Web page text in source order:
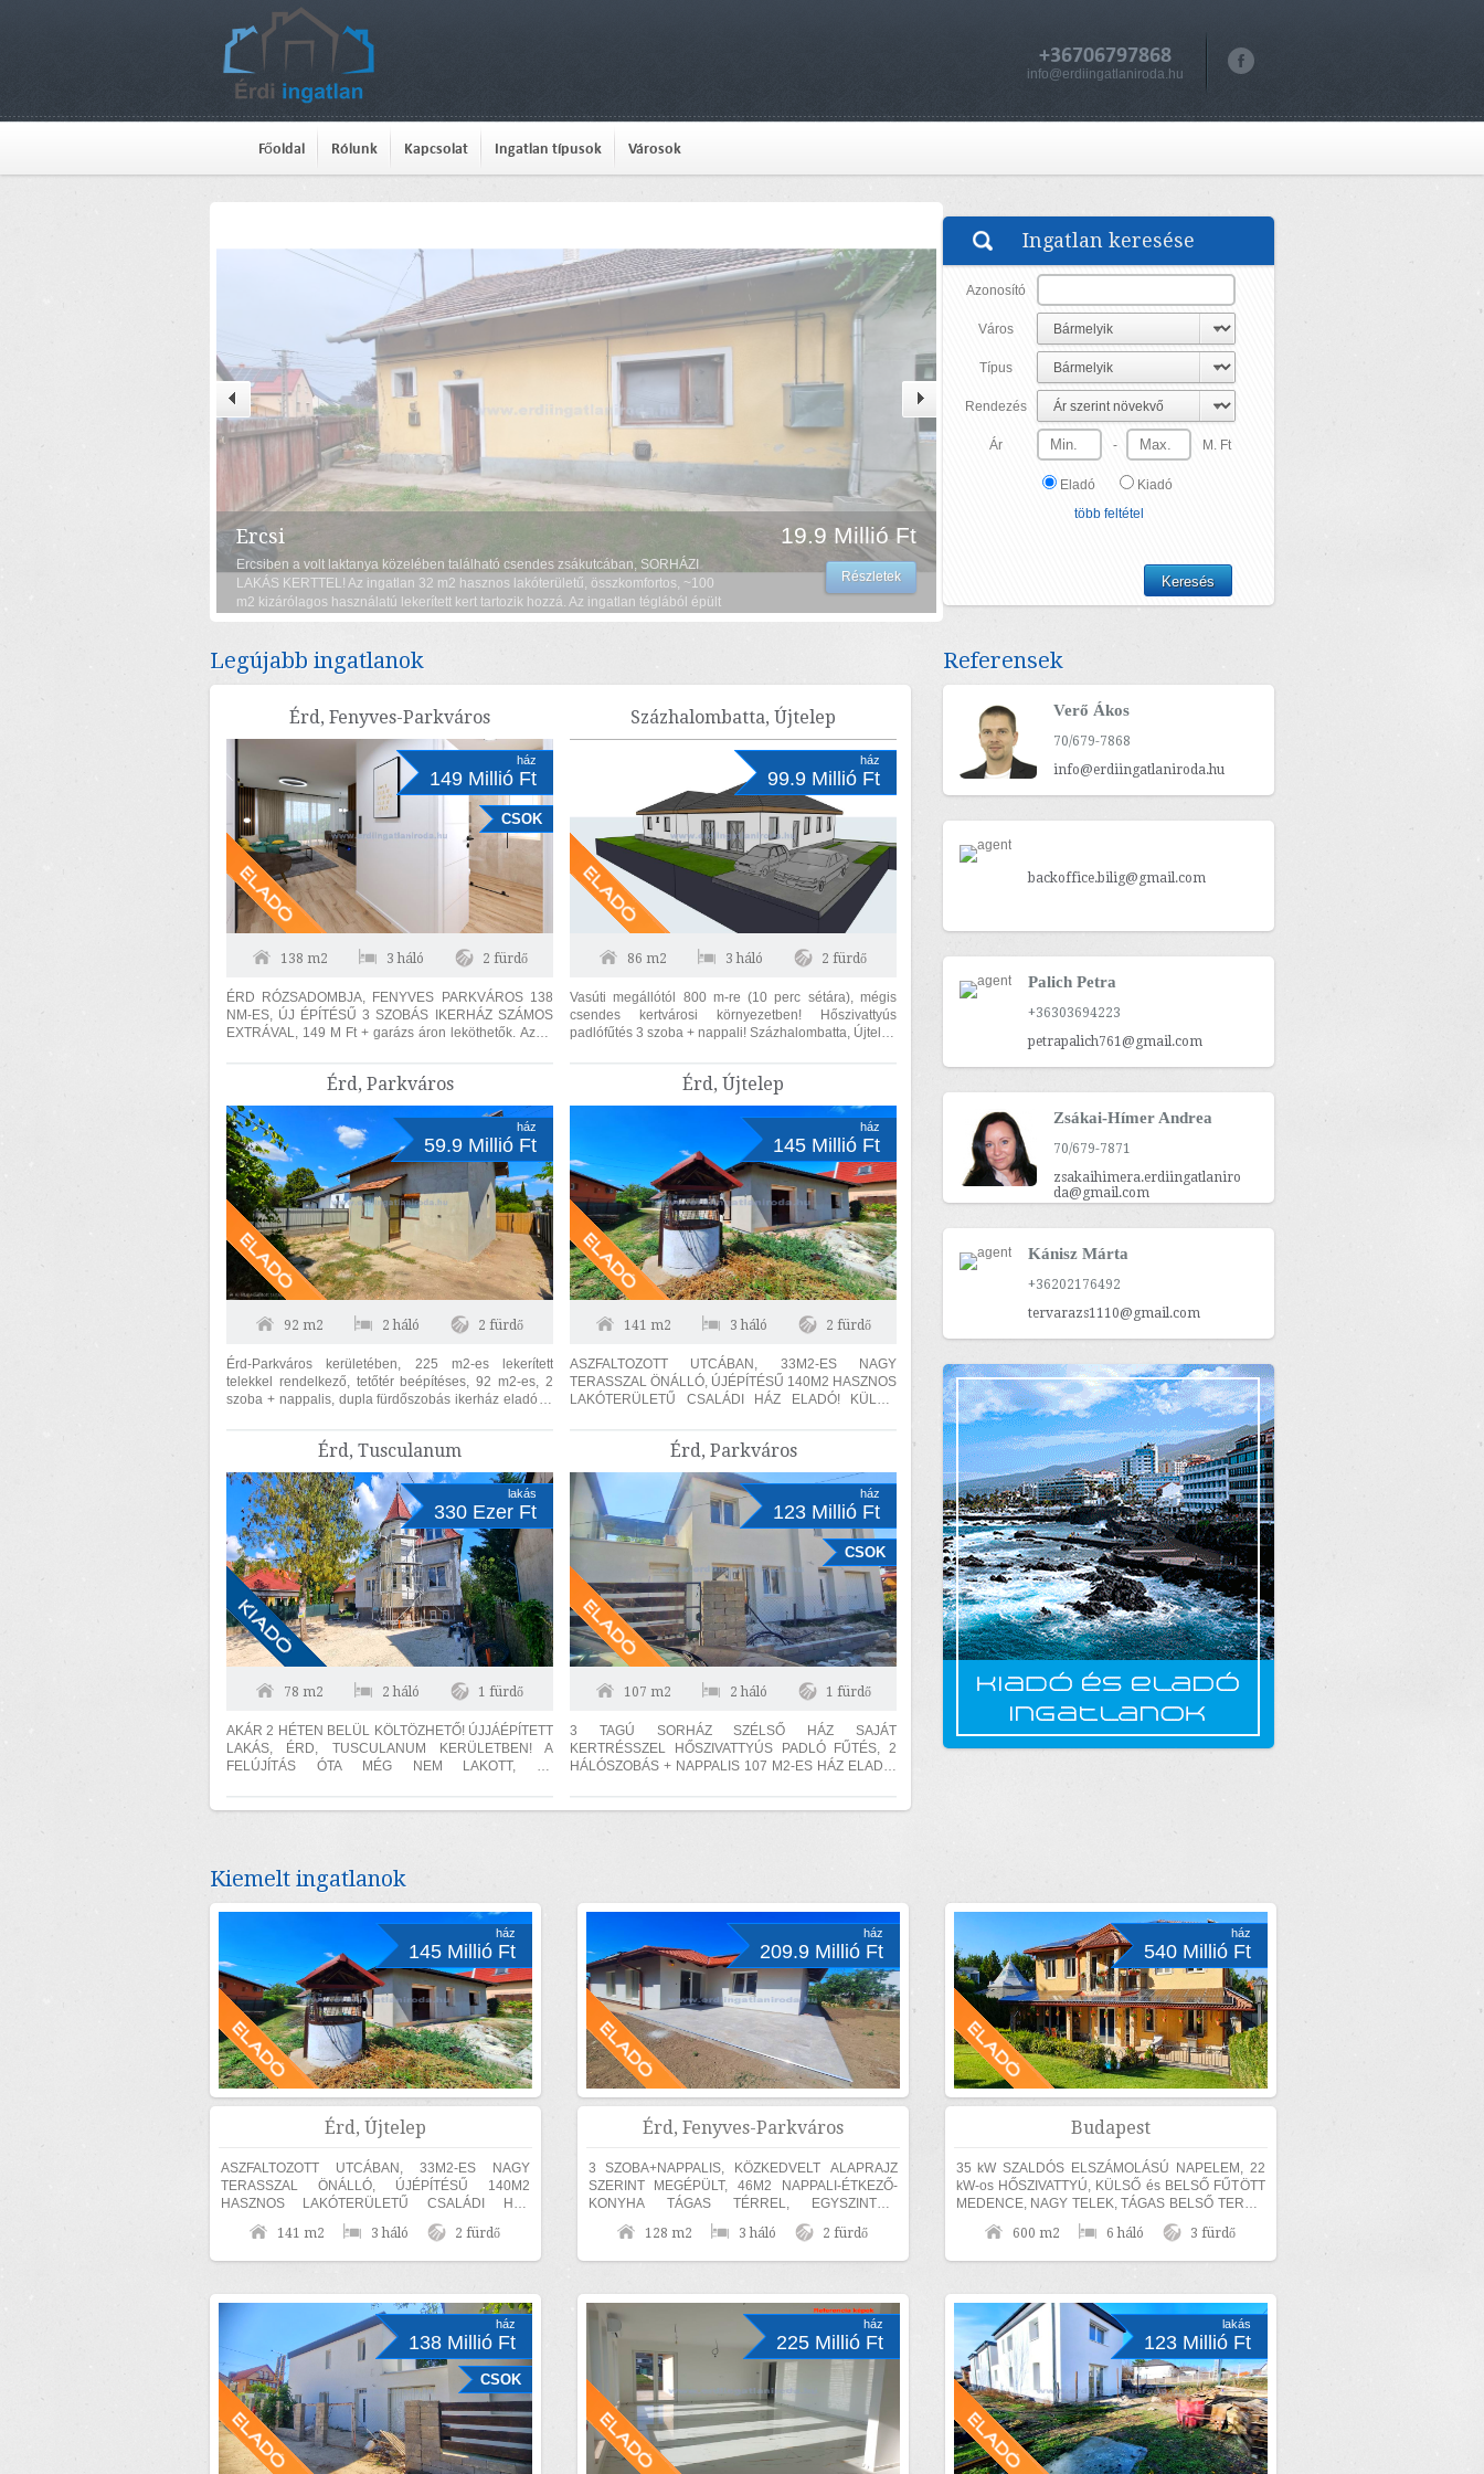
+36706797868
info@erdiingatlaniroda.hu
Főoldal Rólunk Kapcsolat Ingatlan típusok Városok
Ercsi
Ercsiben a volt laktanya közelében található csendes zsákutcában, SORHÁZI
LAKÁS KERTTEL! Az ingatlan 32 m2 hasznos lakóterületű, összkomfortos, ~100
m2 kizárólagos használatú lekerített kert tartozik hozzá. Az ingatlan téglából épült
a fűtése gázkonvektorral történik. Nappali-szoba (20 m2), konyha-...
19.9 Millió Ft
Részletek
Ingatlan keresése
Azonosító
Város
Típus
Rendezés
Ár - M. Ft
Eladó
Kiadó
több feltétel
Legújabb ingatlanok
Érd, Fenyves-Parkváros
ház
149 Millió Ft
CSOK
138 m2 3 háló 2 fürdő
ÉRD RÓZSADOMBJA, FENYVES PARKVÁROS 138
NM-ES, ÚJ ÉPÍTÉSŰ 3 SZOBÁS IKERHÁZ SZÁMOS
EXTRÁVAL, 149 M Ft + garázs áron leköthetők. Az ár
Százhalombatta, Újtelep
ház
99.9 Millió Ft
86 m2 3 háló 2 fürdő
Vasúti megállótól 800 m-re (10 perc sétára), mégis
csendes kertvárosi környezetben! Hőszivattyús
padlófűtés 3 szoba + nappali! Százhalombatta, Újtelep
Érd, Parkváros
ház
59.9 Millió Ft
92 m2 2 háló 2 fürdő
Érd-Parkváros kerületében, 225 m2-es lekerített
telekkel rendelkező, tetőtér beépítéses, 92 m2-es, 2
szoba + nappalis, dupla fürdőszobás ikerház eladó! A
Érd, Újtelep
ház
145 Millió Ft
141 m2 3 háló 2 fürdő
ASZFALTOZOTT UTCÁBAN, 33M2-ES NAGY
TERASSZAL ÖNÁLLÓ, ÚJÉPÍTÉSŰ 140M2 HASZNOS
LAKÓTERÜLETŰ CSALÁDI HÁZ ELADÓ! KÜLÖN
GARDRÓBBAL! A TELKEN ÁSOTT...
Érd, Tusculanum
lakás
330 Ezer Ft
78 m2 2 háló 1 fürdő
AKÁR 2 HÉTEN BELÜL KÖLTÖZHETŐ! ÚJJÁÉPÍTETT
LAKÁS, ÉRD, TUSCULANUM KERÜLETBEN! A
FELÚJÍTÁS ÓTA MÉG NEM LAKOTT, ÚJ
AUTÓBEÁLLÓ! A lakás...
Érd, Parkváros
ház
123 Millió Ft
CSOK
107 m2 2 háló 1 fürdő
3 TAGÚ SORHÁZ SZÉLSŐ HÁZ SAJÁT
KERTRÉSSZEL HŐSZIVATTYÚS PADLÓ FŰTÉS, 2
HÁLÓSZOBÁS + NAPPALIS 107 M2-ES HÁZ ELADÓ.
15...
Referensek
Verő Ákos
70/679-7868
info@erdiingatlaniroda.hu
backoffice.bilig@gmail.com
Palich Petra
+36303694223
petrapalich761@gmail.com
Zsákai-Hímer Andrea
70/679-7871
zsakaihimera.erdiingatlaniro
da@gmail.com
Kánisz Márta
+36202176492
tervarazs1110@gmail.com
Kiemelt ingatlanok
ház
145 Millió Ft
Érd, Újtelep
ASZFALTOZOTT UTCÁBAN, 33M2-ES NAGY
TERASSZAL ÖNÁLLÓ, ÚJÉPÍTÉSŰ 140M2
HASZNOS LAKÓTERÜLETŰ CSALÁDI HÁZ
ELADÓ! KÜLÖN SZÜLŐI HÁLÓ,
FÜRDŐSZOBÁVAL ÉS GARDRÓBBAL! A TELKEN
141 m2 3 háló 2 fürdő
ház
209.9 Millió Ft
Érd, Fenyves-Parkváros
3 SZOBA+NAPPALIS, KÖZKEDVELT ALAPRAJZ
SZERINT MEGÉPÜLT, 46M2 NAPPALI-ÉTKEZŐ-
KONYHA TÁGAS TÉRREL, EGYSZINTES,
MEDITERRÁN CSALÁDI HÁZ ELADÓ! Érden, a
Fenyves Parkvárosi részen 840m2...
128 m2 3 háló 2 fürdő
ház
540 Millió Ft
Budapest
35 kW SZALDÓS ELSZÁMOLÁSÚ NAPELEM, 22
kW-os HŐSZIVATTYÚ, KÜLSŐ és BELSŐ FŰTÖTT
MEDENCE, NAGY TELEK, TÁGAS BELSŐ TEREK,
SZÁMOS EXTRÁVAL és akár TELJES
BÚTORZATTAL és beépített...
600 m2 6 háló 3 fürdő
ház
138 Millió Ft
CSOK
ház
225 Millió Ft
lakás
123 Millió Ft